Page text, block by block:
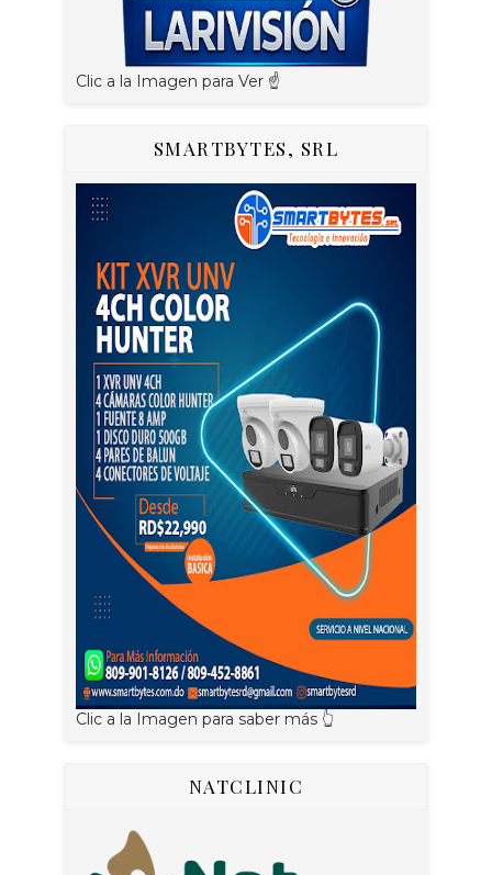
Clic a la Imagen para Ver ☝️
SMARTBYTES, SRL
Clic a la Imagen para saber más 👆
NATCLINIC